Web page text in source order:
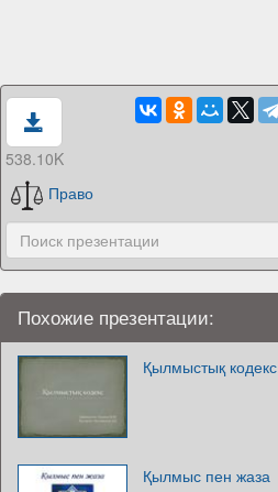
538.10K
Право
Похожие презентации:
Қылмыстық кодекс
Қылмыс пен жаза